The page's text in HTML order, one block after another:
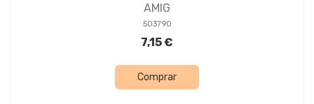
AMIG
503790
7,15 €
Comprar